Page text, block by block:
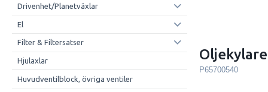
Drivenhet/Planetväxlar
El
Filter & Filtersatser
Hjulaxlar
Huvudventilblock, övriga ventiler
Oljekylare
P65700540